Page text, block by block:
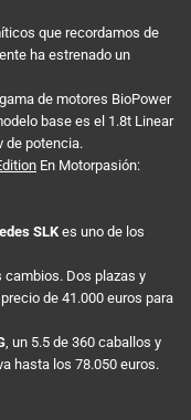
que recordamos de
ha estrenado un
gama de motores BioPower
base es el 1.8t Linear
de potencia.
En Motorpasión:
SLK es uno de los
cambios. Dos plazas y
de 41.000 euros para
, un 5.5 de 360 caballos y
hasta los 78.050 euros.